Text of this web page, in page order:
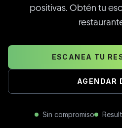
positivas. Obtén tu
ESCANEA TU
AGENDAR
Sin compromiso